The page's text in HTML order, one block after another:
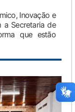
Inovação e
a Secretaria de
que estão